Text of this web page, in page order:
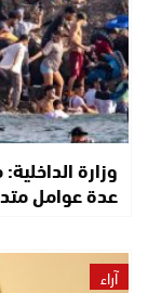
وزارة
عدة عوامل
آراء